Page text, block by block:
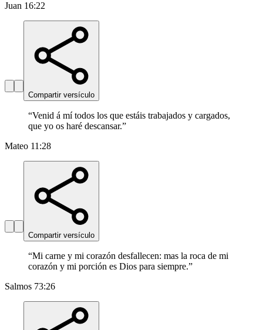
Juan 16:22
Compartir versículo
“Venid á mí todos los que estáis trabajados y cargados,
que yo os haré descansar.”
Mateo 11:28
Compartir versículo
“Mi carne y mi corazón desfallecen: mas la roca de mi
corazón y mi porción es Dios para siempre.”
Salmos 73:26